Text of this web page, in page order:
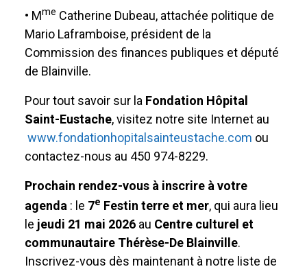
• Mme Catherine Dubeau, attachée politique de
Mario Laframboise, président de la
Commission des finances publiques et député
de Blainville.
Pour tout savoir sur la Fondation Hôpital
Saint-Eustache, visitez notre site Internet au
www.fondationhopitalsainteustache.com ou
contactez-nous au 450 974-8229.
Prochain rendez-vous à inscrire à votre
agenda : le 7e Festin terre et mer, qui aura lieu
le jeudi 21 mai 2026 au Centre culturel et
communautaire Thérèse-De Blainville.
Inscrivez-vous dès maintenant à notre liste de